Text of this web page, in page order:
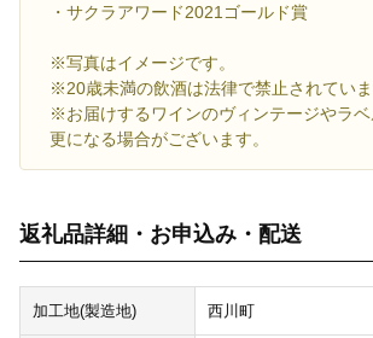
・サクラアワード2021ゴールド賞
※写真はイメージです。
※20歳未満の飲酒は法律で禁止されていま
※お届けするワインのヴィンテージやラ
更になる場合がございます。
返礼品詳細・お申込み・配送
加工地(製造地) 西川町